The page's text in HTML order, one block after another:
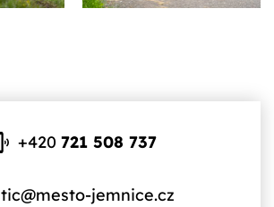
+420721 508 737
tic@mesto-jemnice.cz